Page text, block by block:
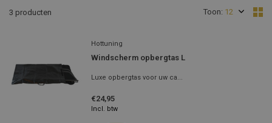
3 producten Toon:
Hottuning
Windscherm opbergtas L
Luxe opbergtas voor uw ca...
€24,95
Incl. btw